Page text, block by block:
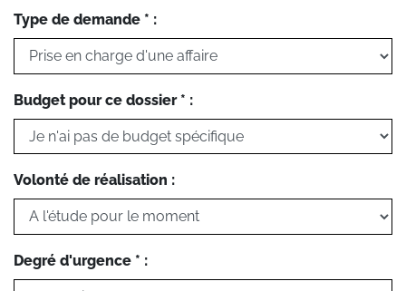
Type de demande * :
Budget pour ce dossier * :
Volonté de réalisation :
Degré d'urgence * :